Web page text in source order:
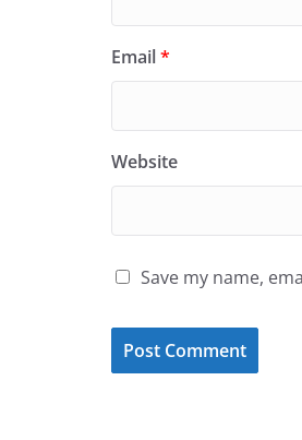
Email*
Website
Save my name,